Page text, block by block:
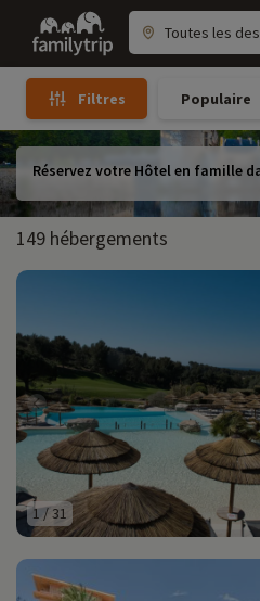
Family
trip
Filtres Populaire
Réservez votre Hôtel en famille
149 hébergements
1/31